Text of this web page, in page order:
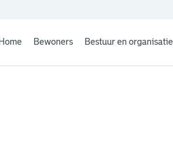
Home Bewoners Bestuur en organisatie